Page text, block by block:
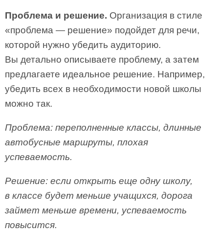
Проблема и решение. Организация в стиле
«проблема — решение» подойдет для речи,
которой нужно убедить аудиторию.
Вы детально описываете проблему, а затем
предлагаете идеальное решение. Например,
убедить всех в необходимости новой школы
можно так.
Проблема: переполненные классы, длинные
автобусные маршруты, плохая
успеваемость.
Решение: если открыть еще одну школу,
в классе будет меньше учащихся, дорога
займет меньше времени, успеваемость
повысится.